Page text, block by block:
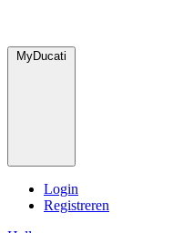
MyDucati
Login
Registreren